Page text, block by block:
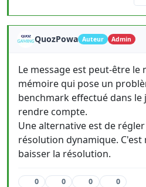
QuozPowa Auteur Admin
Le message est peut-être le
mémoire qui pose un
benchmark effectué dans le
rendre compte.
Une alternative est de
résolution dynamique.
baisser la résolution.
0 0 0 0